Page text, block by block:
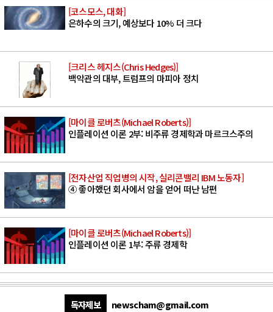
[코스모스, 대화]
은하수의 크기, 예상보다 10% 더 크다
[크리스 헤지스(Chris Hedges)]
백악관의 대부, 트럼프의 마피아 정치
[마이클 로버츠(Michael Roberts)]
인플레이션 이론 2부: 비주류 경제학과 마르크스주의
[전자산업 직업병의 시작, 실리콘밸리 IBM 노동자]
④ 좋아했던 회사에서 암을 얻어 떠난 남편
[마이클 로버츠(Michael Roberts)]
인플레이션 이론 1부: 주류 경제학
독자제보 newscham@gmail.com